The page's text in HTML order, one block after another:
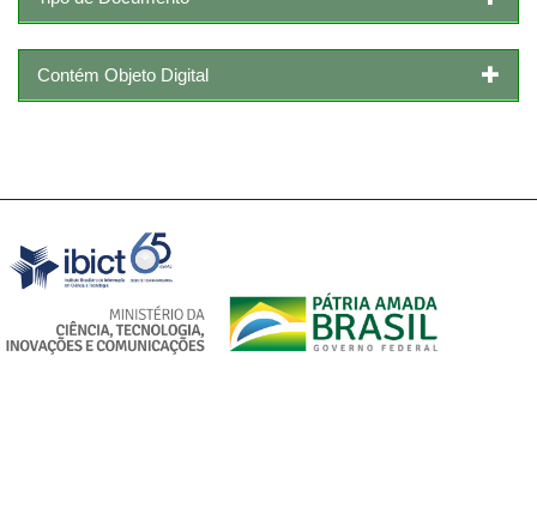
Contém Objeto Digital